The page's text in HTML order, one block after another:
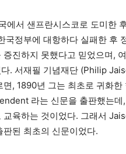
에서 샌프란시스코로 도미한
국정부에 대항하다 실패한 후
증진하지 못했다고 믿었으며,
. 서재필 기념재단 (Philip
면, 1890년 그는 최초로 귀화
라는 신문을 출판했는데
교육하는 것이었다. 그래서
판된 최초의 신문이었다.